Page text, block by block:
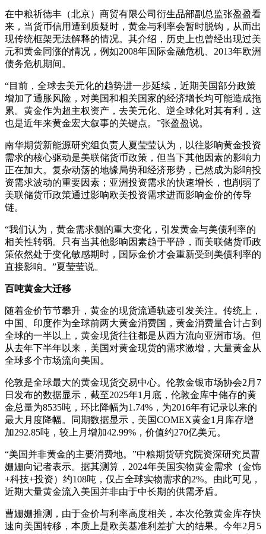
在中粮祈德丰（北京）商贸有限公司衍生品部副总监张盈盈看
来，当货币信用遭到质疑时，黄金与利率会暂时脱钩，从而出
现传统框架无法解释的情况。其介绍，历史上也曾经出现过美
元和黄金同涨的情况，例如2008年国际金融危机、2013年欧洲
债务危机期间。
“目前，全球去美元化的趋势进一步延续，近期美国部分政策
增加了通胀风险，对美国和相关国家的经济增长均可能造成拖
累。黄金作为超主权资产，去美元化、逆全球化对其有利，这
也是近年来黄金宏大叙事的关键点。”张盈盈说。
南华期货新能源研究组负责人夏莹莹认为，以往影响黄金投资
需求的核心驱动是美联储货币政策，但当下其他因素的影响力
正在加大。复杂动荡的地缘局势和经济形势，已然成为影响投
资需求波动的重要因素；亚洲投资需求的快速增长，也削弱了
美联储货币政策通过影响欧美投资需求进而影响金价的传导
链。
“我们认为，黄金需求侧的重大变化，引发黄金与美债利率的
相关性转弱。只有当其他影响因素趋于平静，而美联储货币政
策依然处于变化敏感期时，国际金价才会重新受到美债利率的
直接影响。”夏莹莹说。
百吨黄金大迁移
随着金价节节攀升，黄金的现货流通轨迹引发关注。传统上，
中国、印度作为全球前两大黄金消费国，黄金消费量合计占到
全球的一半以上，黄金现货往往都是从西方流向亚洲市场。但
从去年下半年以来，美国对黄金现货的需求激增，大量黄金从
全球多个市场流向美国。
伦敦是全球最大的黄金现货交易中心。伦敦金银市场协会2月7
日发布的数据显示，截至2025年1月底，伦敦金库中储存的黄
金总量为8535吨，环比降幅为1.74%，为2016年有记录以来的
最大月度降幅。同期数据显示，美国COMEX黄金1月库存增
加292.85吨，较上月增加42.99%，价值约270亿美元。
“美国并非黄金的主要消费地。”中粮期货研究院资深研究员曹
姗姗向记者表示。据其测算，2024年美国实物黄金需求（金饰
+科技+投资）约108吨，仅占全球实物需求的2%。由此可见，
近期大量黄金流入美国并非由于中长期的供需矛盾。
曹姗姗推测，由于金价与利率高度相关，本次伦敦黄金库存快
速向美国转移，本质上是欧美基准利差扩大的结果。今年2月5